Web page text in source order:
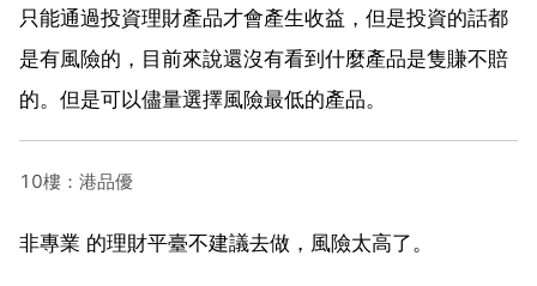
只能通過投資理財產品才會產生收益，但是投資的話都
是有風險的，目前來說還沒有看到什麼產品是隻賺不賠
的。但是可以儘量選擇風險最低的產品。
10樓：港品優
非專業 的理財平臺不建議去做，風險太高了。